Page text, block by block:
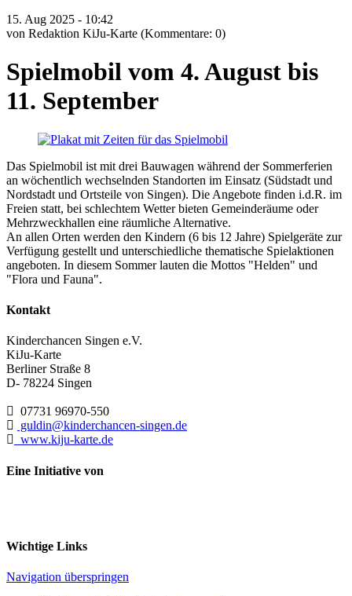
15. Aug 2025 - 10:42
von Redaktion KiJu-Karte (Kommentare: 0)
Spielmobil vom 4. August bis
11. September
Das Spielmobil ist mit drei Bauwagen während der Sommerferien
an wöchentlich wechselnden Standorten im Einsatz (Südstadt und
Nordstadt und Ortsteile von Singen). Die Angebote finden i.d.R. im
Freien statt, bei schlechtem Wetter bieten Gemeinderäume oder
Mehrzweckhallen eine räumliche Alternative.
An allen Orten werden den Kindern (6 bis 12 Jahre) Spielgeräte zur
Verfügung gestellt und unterschiedliche thematische Spielaktionen
angeboten. In diesem Sommer lauten die Mottos "Helden" und
"Flora und Fauna".
Kontakt
Kinderchancen Singen e.V.
KiJu-Karte
Berliner Straße 8
D- 78224 Singen
07731 96970-550
guldin@kinderchancen-singen.de
www.kiju-karte.de
Eine Initiative von
Wichtige Links
Navigation überspringen